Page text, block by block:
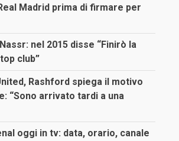
Madrid prima di firmare per
Nassr: nel 2015 disse “Finirò la
club”
Rashford spiega il motivo
“Sono arrivato tardi a una
oggi in tv: data, orario, canale